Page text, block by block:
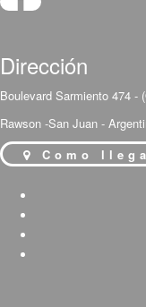
Dirección
Boulevard Sarmiento 474 -
Rawson -San Juan -
Como